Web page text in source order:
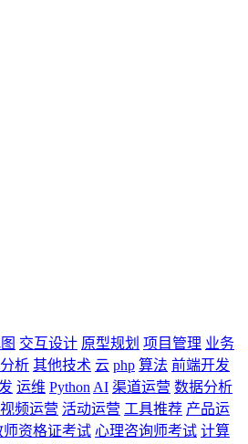
交互设计 原型规划 项目管理 业务
析 其他技术 云 php 算法 前端开发
运维 Python AI 渠道运营 数据分析
频运营 活动运营 工具推荐 产品运
师资格证考试 心理咨询师考试 计算